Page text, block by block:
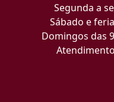
Segunda a
Sábado e
Domingos das